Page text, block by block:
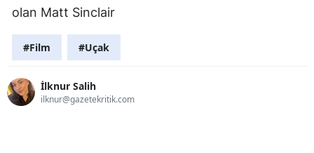
olan Matt Sinclair
#Film #Uçak
İlknur Salih
ilknur@gazetekritik.com